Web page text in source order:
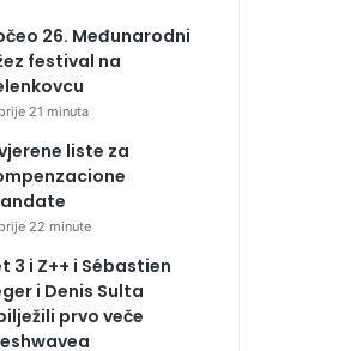
26. Međunarodni
festival na
21 minuta
liste za
22 minute
3 i Z++ i Sébastien
i Denis Sulta
prvo veče